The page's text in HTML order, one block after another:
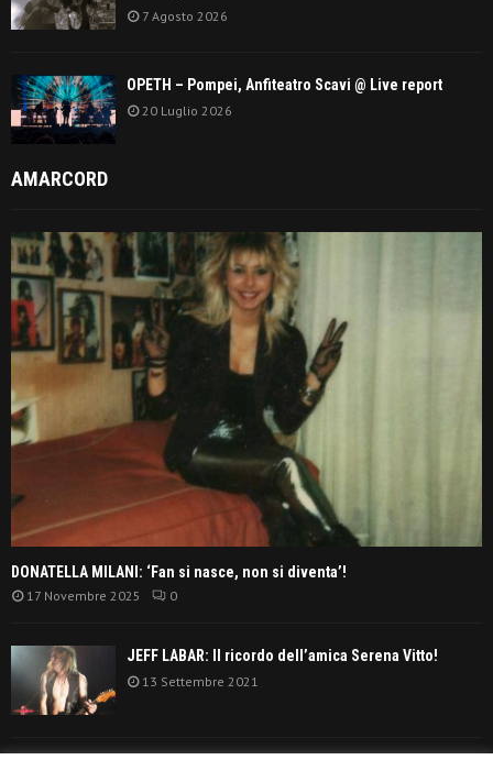
7 Agosto 2026
OPETH – Pompei, Anfiteatro Scavi @ Live report
20 Luglio 2026
AMARCORD
DONATELLA MILANI: ‘Fan si nasce, non si diventa’!
17 Novembre 2025 0
JEFF LABAR: Il ricordo dell’amica Serena Vitto!
13 Settembre 2021